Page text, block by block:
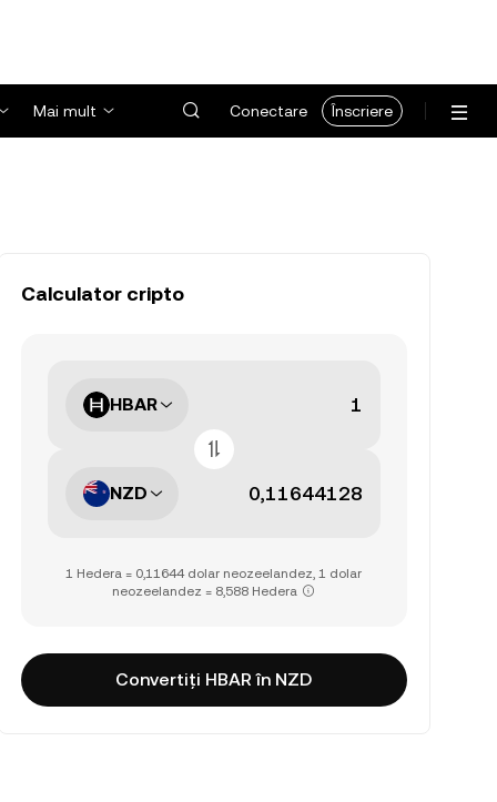
Mai mult Conectare Înscriere
Calculator cripto
HBAR
NZD
1 Hedera = 0,11644 dolar neozeelandez, 1 dolar
neozeelandez = 8,588 Hedera
Convertiți HBAR în NZD